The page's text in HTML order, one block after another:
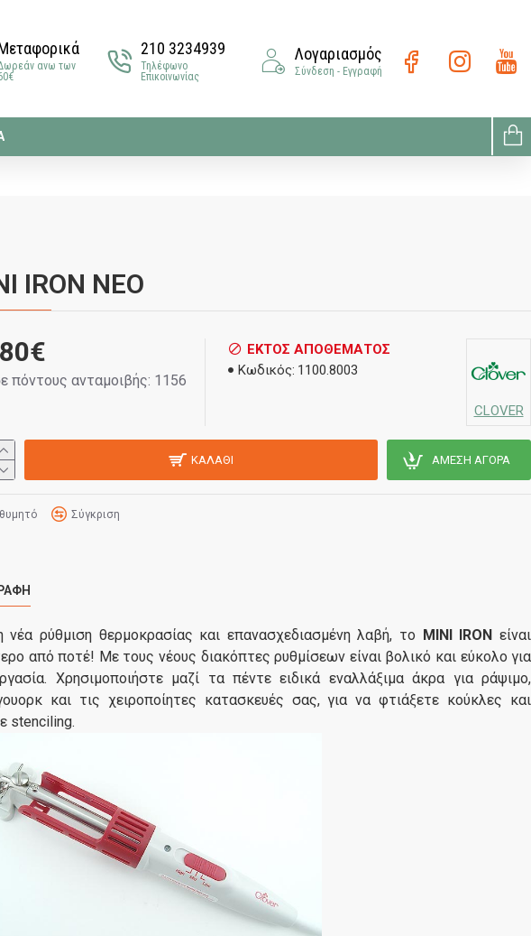
ανω των
210 3234939
Τηλέφωνο
Επικοινωνίας
Λογαριασμός
Σύνδεση - Εγγραφή
IRON NEO
πόντους ανταμοιβής: 1156
ΕΚΤΌΣ ΑΠΟΘΈΜΑΤΟΣ
Κωδικός: 1100.8003
CLOVER
ΚΑΛΆΘΙ ΆΜΕΣΗ ΑΓΟΡΆ
Σύγκριση
νέα ρύθμιση θερμοκρασίας και επανασχεδιασμένη λαβή, το MINI IRON είναι
από ποτέ! Με τους νέους διακόπτες ρυθμίσεων είναι βολικό και εύκολο για
. Χρησιμοποιήστε μαζί τα πέντε ειδικά εναλλάξιμα άκρα για ράψιμο,
καιτις χειροποίητες κατασκευές σας, για να φτιάξετε κούκλες και
stenciling.